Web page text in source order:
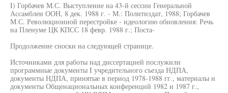
I) Горбачев М.С. Выступление на 43-й сессии Генеральной
Ассамблеи ООН, 8 дек. 1988 г. - М.: Политиздат, 1988; Горбачев
М.С. Революционной перестройке - идеологию обновления: Речь
на Пленуме ЦК КПСС 18 февр. 1988 г.; Поста-
Продолжение сноски на следующей странице.
Источниками для работы над диссертацией послужили
программные документы I учредительного съезда НДПА,
документы НДПА, принятые в период 1978-1988 гг., материалы и
документы Общенациональных конференций 1982 и 1987 г.,